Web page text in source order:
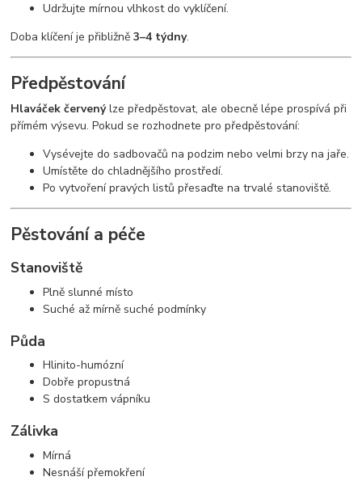
Udržujte mírnou vlhkost do vyklíčení.
Doba klíčení je přibližně3–4 týdny.
Předpěstování
Hlaváček červenýlze předpěstovat, ale obecně lépe prospívá při
přímém výsevu. Pokud se rozhodnete pro předpěstování:
Vysévejte do sadbovačů na podzim nebo velmi brzy na jaře.
Umístěte do chladnějšího prostředí.
Po vytvoření pravých listů přesaďte na trvalé stanoviště.
Pěstování a péče
Stanoviště
Plně slunné místo
Suché až mírně suché podmínky
Půda
Hlinito-humózní
Dobře propustná
S dostatkem vápníku
Zálivka
Mírná
Nesnáší přemokření